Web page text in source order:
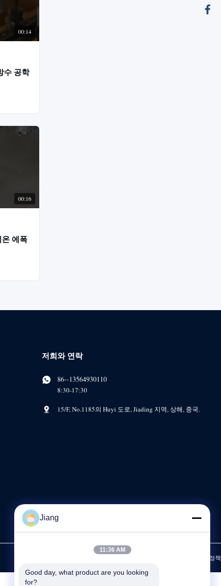
00:14
수 공학
00:16
에폭
저희와 연락
86--13564930110
8:30-17:30
15/F, No.1185의 Huyi 도로, Jiading 지역, 상해, 중국.
개인정보 보호 정책
Jiang
11:36 AM
Good day, what product are you looking
for?